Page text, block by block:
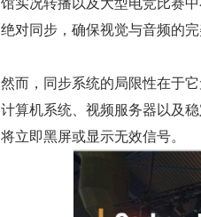
绝对同步，确保视觉与音频的完
然而，同步系统的局限性在于
计算机系统、视频服务器以及
将立即黑屏或显示无效信号。